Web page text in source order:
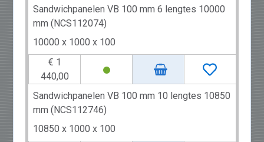
Sandwichpanelen VB 100 mm 6 lengtes 10000
mm (NCS112074)
10000 x 1000 x 100
€ 1
440,00
Sandwichpanelen VB 100 mm 10 lengtes 10850
mm (NCS112746)
10850 x 1000 x 100